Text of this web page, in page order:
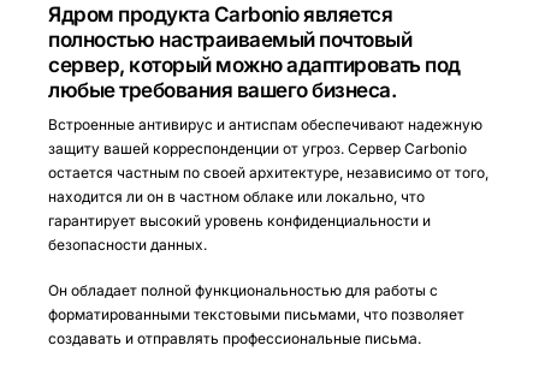
Ядром продукта Carbonio является
полностью настраиваемый почтовый
сервер, который можно адаптировать под
любые требования вашего бизнеса.
Встроенные антивирус и антиспам обеспечивают надежную
защиту вашей корреспонденции от угроз. Сервер Carbonio
остается частным по своей архитектуре, независимо от того,
находится ли он в частном облаке или локально, что
гарантирует высокий уровень конфиденциальности и
безопасности данных.
Он обладает полной функциональностью для работы с
форматированными текстовыми письмами, что позволяет
создавать и отправлять профессиональные письма.